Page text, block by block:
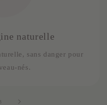
naturelle
sans danger pour
nés.
de3